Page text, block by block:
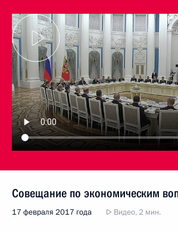
Совещание по экономическим
17 февраля 2017 года Видео, 2 мин.